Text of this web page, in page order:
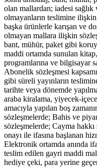
olan mallardan; iadesi sağlık
olmayanların teslimine
başka ürünlerle karışan ve
olmayan mallara ilişkin
bant, mühür, paket gibi
maddi ortamda sunulan
programlarına ve bilgisayar
Abonelik sözleşmesi
gibi süreli yayınların
tarihte veya dönemde
araba kiralama, yiyecek-
amacıyla yapılan boş
sözleşmelerde; Bahis ve
sözleşmelerde; Cayma
onayı ile ifasına başlanan
Elektronik ortamda anında
teslim edilen gayri maddi
hediye çeki, para yerine